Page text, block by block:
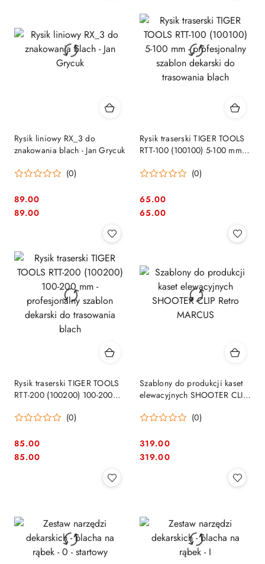
przed
obniżką
Rysik liniowy RX_3 do
znakowania blach - Jan Grycuk
(0)
Cena:
89.00
Cena:
89.00
Rysik traserski TIGER TOOLS
RTT-100 (100100) 5-100 mm -
dekarski do trasowania blach
(0)
Cena:
65.00
Cena:
65.00
Rysik traserski TIGER TOOLS
RTT-200 (100200) 100-200
dekarski do trasowania blach
(0)
Cena:
85.00
Cena:
85.00
Szablony do produkcji kaset
elewacyjnych SHOOTER CLIP
(0)
Cena:
319.00
Cena:
319.00